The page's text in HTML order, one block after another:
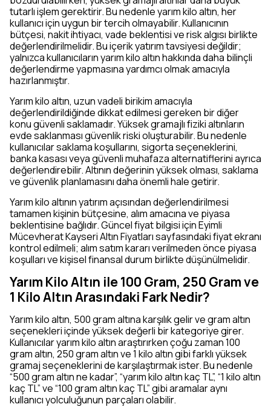
tutarlı işlem gerektirir. Bu nedenle yarım kilo altın, her
kullanıcı için uygun bir tercih olmayabilir. Kullanıcının
bütçesi, nakit ihtiyacı, vade beklentisi ve risk algısı birlikte
değerlendirilmelidir. Bu içerik yatırım tavsiyesi değildir;
yalnızca kullanıcıların yarım kilo altın hakkında daha bilinçli
değerlendirme yapmasına yardımcı olmak amacıyla
hazırlanmıştır.
Yarım kilo altın, uzun vadeli birikim amacıyla
değerlendirildiğinde dikkat edilmesi gereken bir diğer
konu güvenli saklamadır. Yüksek gramajlı fiziki altınların
evde saklanması güvenlik riski oluşturabilir. Bu nedenle
kullanıcılar saklama koşullarını, sigorta seçeneklerini,
banka kasası veya güvenli muhafaza alternatiflerini ayrıca
değerlendirebilir. Altının değerinin yüksek olması, saklama
ve güvenlik planlamasını daha önemli hale getirir.
Yarım kilo altının yatırım açısından değerlendirilmesi
tamamen kişinin bütçesine, alım amacına ve piyasa
beklentisine bağlıdır. Güncel fiyat bilgisi için Eyimli
Mücevherat Kayseri Altın Fiyatları sayfasındaki fiyat ekranı
kontrol edilmeli; alım satım kararı verilmeden önce piyasa
koşulları ve kişisel finansal durum birlikte düşünülmelidir.
Yarım Kilo Altın ile 100 Gram, 250 Gram ve
1 Kilo Altın Arasındaki Fark Nedir?
Yarım kilo altın, 500 gram altına karşılık gelir ve gram altın
seçenekleri içinde yüksek değerli bir kategoriye girer.
Kullanıcılar yarım kilo altın araştırırken çoğu zaman 100
gram altın, 250 gram altın ve 1 kilo altın gibi farklı yüksek
gramaj seçeneklerini de karşılaştırmak ister. Bu nedenle
“500 gram altın ne kadar”, “yarım kilo altın kaç TL”, “1 kilo altın
kaç TL” ve “100 gram altın kaç TL” gibi aramalar aynı
kullanıcı yolculuğunun parçaları olabilir.